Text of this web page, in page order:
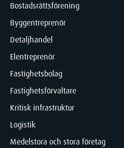
Bostadsrättsförening
Byggentreprenör
Detaljhandel
Elentreprenör
Fastighetsbolag
Fastighetsförvaltare
Kritisk infrastruktur
Logistik
Medelstora och stora företag